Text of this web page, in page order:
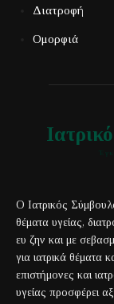
Διατροφή
Ομορφιά
Ο Ιατρικός
θέματα υγείας,
ευ ζην και με
για ιατρικά θέματα
επιστήμονες και
υγείας προσφέρει